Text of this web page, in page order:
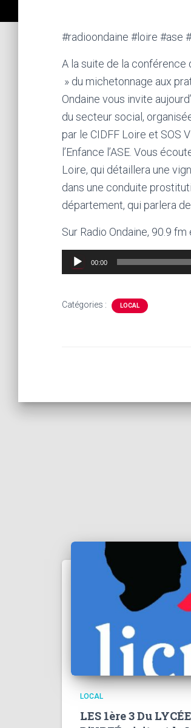
#radioondaine #loire #ase
A la suite de la conférence
» du michetonnage aux
Ondaine vous invite
du secteur social,
par le CIDFF Loire et SOS
l’Enfance l’ASE. Vous
Loire, qui détaillera une
dans une conduite
département, qui parlera
Sur Radio Ondaine, 90.9
Lecteur
audio
00:00
Catégories : LOCAL
LOCAL
LES 1ère 3 Du